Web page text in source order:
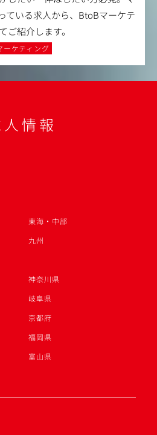
ている求人から、BtoBマーケテ
ご紹介します。
ーケティング
情報
東海・中部
九州
神奈川県
岐阜県
京都府
福岡県
富山県